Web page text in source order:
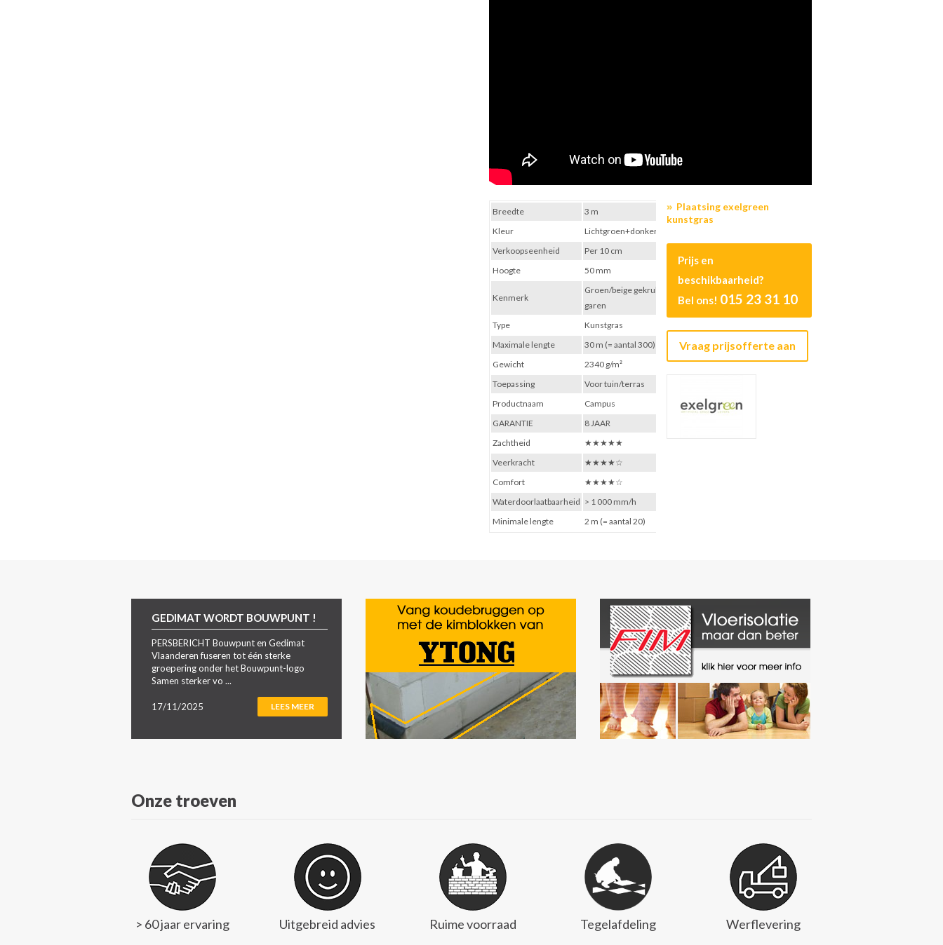
Plaatsing exelgreen
kunstgras
Prijs en
beschikbaarheid?
Bel ons! 015 23 31 10
Vraag prijsofferte aan
Breedte
3 m
Kleur
Lichtgroen+donkergroen
Verkoopseenheid
Per 10 cm
Hoogte
50 mm
Kenmerk
Groen/beige gekrulde
garen
Type
Kunstgras
Maximale lengte
30 m (= aantal 300)
Gewicht
2340 g/m²
Toepassing
Voor tuin/terras
Productnaam
Campus
GARANTIE
8 JAAR
Zachtheid
★★★★★
Veerkracht
★★★★☆
Comfort
★★★★☆
Waterdoorlaatbaarheid > 1 000 mm/h
Minimale lengte
2 m (= aantal 20)
GEDIMAT WORDT BOUWPUNT !
PERSBERICHT Bouwpunt en Gedimat
Vlaanderen fuseren tot één sterke
groepering onder het Bouwpunt-logo
Samen sterker vo ...
17/11/2025 LEES MEER
Onze troeven
> 60 jaar ervaring Uitgebreid advies Ruime voorraad Tegelafdeling Werflevering